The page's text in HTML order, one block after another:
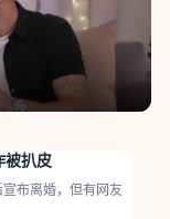
被扒皮
布离婚，但有网友